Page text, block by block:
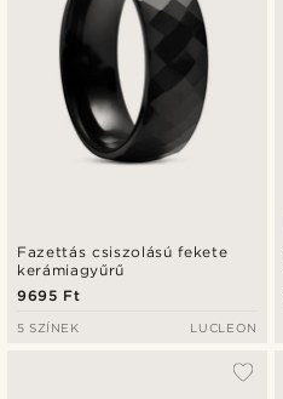
Fazettás csiszolású fekete
kerámiagyűrű
9695 Ft
5 SZÍNEK LUCLEON